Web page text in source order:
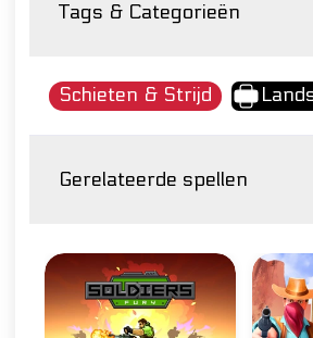
Tags & Categorieën
Schieten & Strijd
Gerelateerde spellen